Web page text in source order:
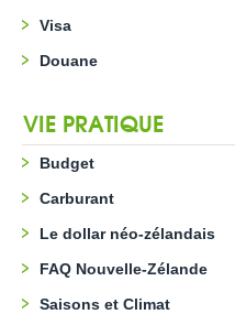
Visa
Douane
VIE PRATIQUE
Budget
Carburant
Le dollar néo-zélandais
FAQ Nouvelle-Zélande
Saisons et Climat